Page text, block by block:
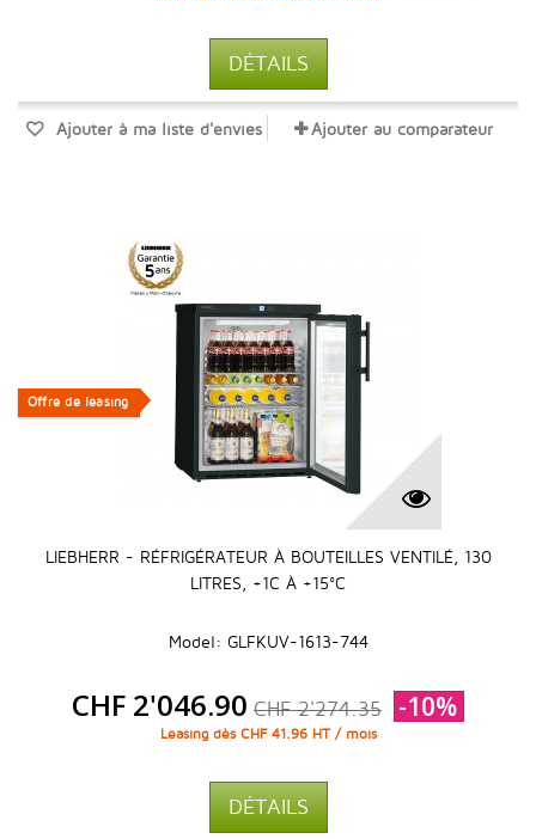
DÉTAILS
Ajouter à ma liste d'envies Ajouter au comparateur
Offre de leasing
Offre de leasing
LIEBHERR - RÉFRIGÉRATEUR À BOUTEILLES VENTILÉ, 130
LITRES, +1C À +15°C
Model: GLFKUV-1613-744
CHF 2'046.90 CHF 2'274.35 -10%
Leasing dès CHF 41.96 HT / mois
DÉTAILS